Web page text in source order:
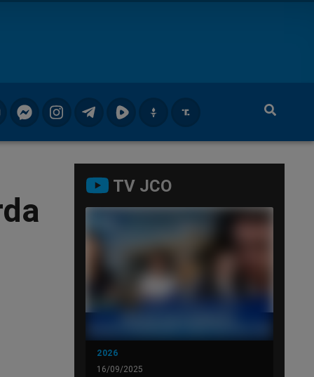
TV JCO
2026
16/09/2025